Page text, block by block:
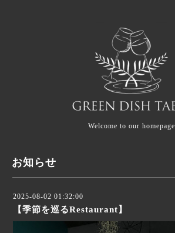
Welcome to our homepage
お知らせ
2025-08-02 01:32:00
【季節を巡るRestaurant】